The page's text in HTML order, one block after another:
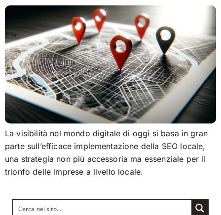
La visibilità nel mondo digitale di oggi si basa in gran
parte sull’efficace implementazione della SEO locale,
una strategia non più accessoria ma essenziale per il
trionfo delle imprese a livello locale.